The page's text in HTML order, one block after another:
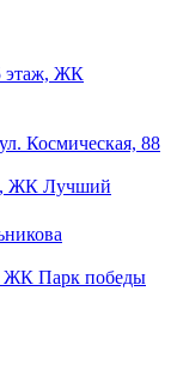
этаж, ЖК
Космическая, 88
ЖК Лучший
ЖК Парк победы